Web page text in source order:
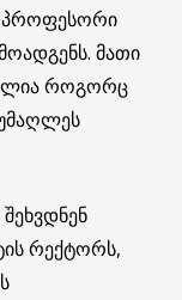
პროფესორი
მათი
როგორც
რექტორს,